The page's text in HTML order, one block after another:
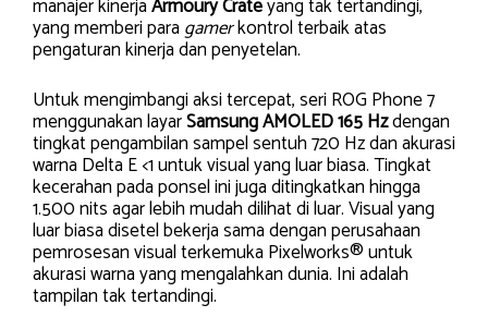
manajer kinerjaArmoury Crateyang tak tertandingi,
yang memberi paragamerkontrol terbaik atas
pengaturan kinerja dan penyetelan.
Untuk mengimbangi aksi tercepat, seri ROG Phone 7
menggunakan layarSamsung AMOLED 165 Hzdengan
tingkat pengambilan sampel sentuh 720 Hz dan akurasi
warna Delta E <1 untuk visual yang luar biasa. Tingkat
kecerahan pada ponsel ini juga ditingkatkan hingga
1.500 nits agar lebih mudah dilihat di luar. Visual yang
luar biasa disetel bekerja sama dengan perusahaan
pemrosesan visual terkemuka Pixelworks® untuk
akurasi warna yang mengalahkan dunia. Ini adalah
tampilan tak tertandingi.